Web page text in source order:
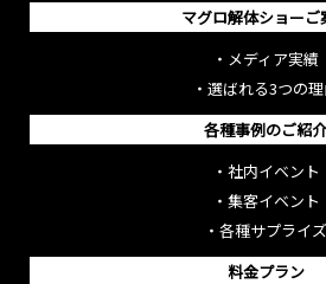
マグロ解体ショーご
・ メディア実績
・ 選ばれる3つの
各種事例のご紹介
・ 社内イベント
・ 集客イベント
・ 各種サプライズ
料金プラン